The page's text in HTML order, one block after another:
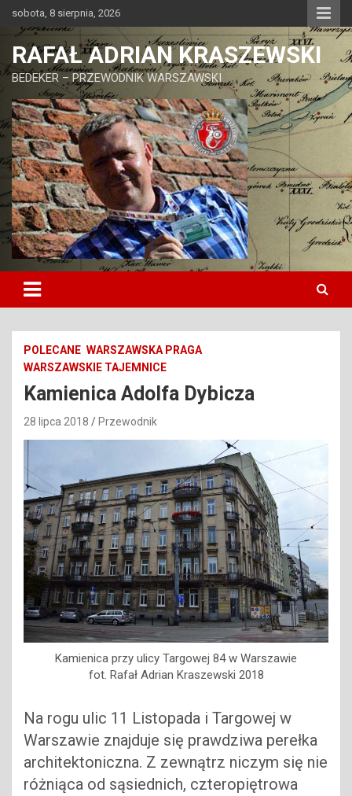
content
sobota, 8 sierpnia, 2026
RAFAŁ ADRIAN KRASZEWSKI
BEDEKER – PRZEWODNIK WARSZAWSKI
POLECANE WARSZAWSKA PRAGA
WARSZAWSKIE TAJEMNICE
Kamienica Adolfa Dybicza
28 lipca 2018 Przewodnik
Kamienica przy ulicy Targowej 84 w Warszawie
fot. Rafał Adrian Kraszewski 2018
Na rogu ulic 11 Listopada i Targowej w
Warszawie znajduje się prawdziwa perełka
architektoniczna. Z zewnątrz niczym się nie
różniąca od sąsiednich, czteropiętrowa